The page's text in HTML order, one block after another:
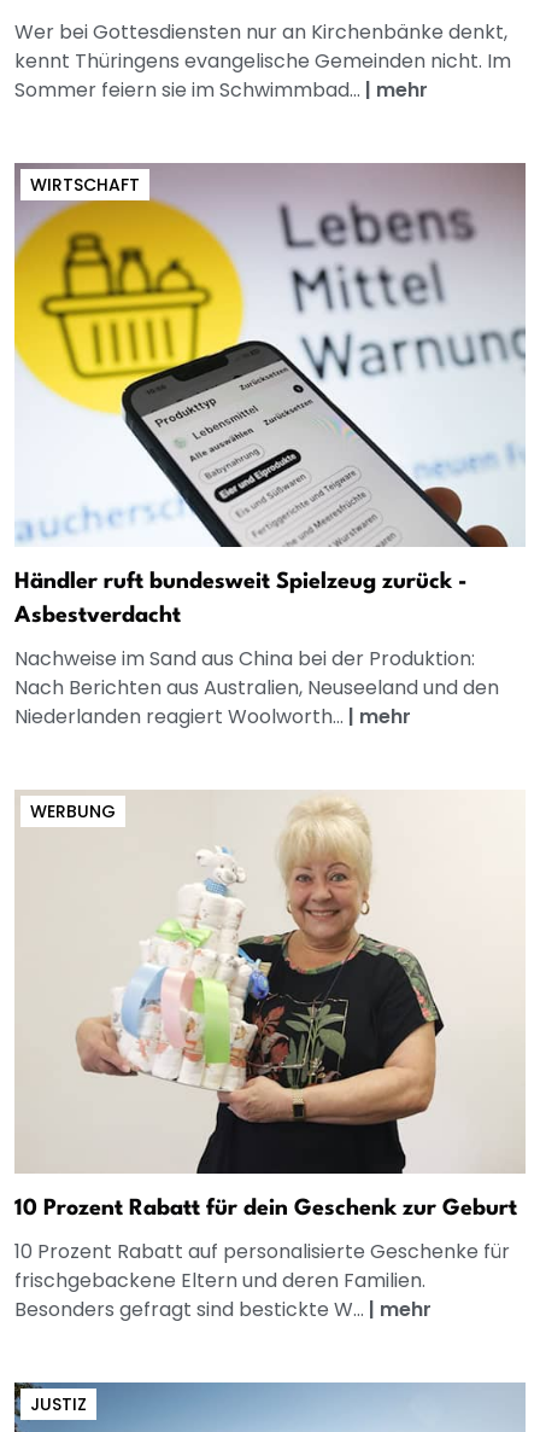
Wer bei Gottesdiensten nur an Kirchenbänke denkt,
kennt Thüringens evangelische Gemeinden nicht. Im
Sommer feiern sie im Schwimmbad... | mehr
WIRTSCHAFT
Händler ruft bundesweit Spielzeug zurück -
Asbestverdacht
Nachweise im Sand aus China bei der Produktion:
Nach Berichten aus Australien, Neuseeland und den
Niederlanden reagiert Woolworth... | mehr
WERBUNG
10 Prozent Rabatt für dein Geschenk zur Geburt
10 Prozent Rabatt auf personalisierte Geschenke für
frischgebackene Eltern und deren Familien.
Besonders gefragt sind bestickte W... | mehr
JUSTIZ